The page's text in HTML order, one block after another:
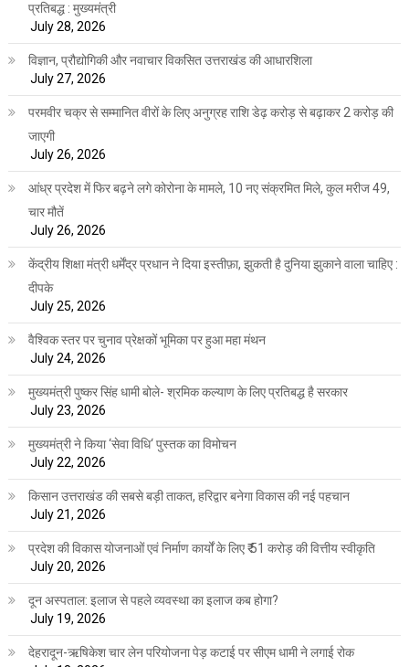
प्रतिबद्ध : मुख्यमंत्री
July 28, 2026
विज्ञान, प्रौद्योगिकी और नवाचार विकसित उत्तराखंड की आधारशिला
July 27, 2026
परमवीर चक्र से सम्मानित वीरों के लिए अनुग्रह राशि डेढ़ करोड़ से बढ़ाकर 2 करोड़ की
जाएगी
July 26, 2026
आंध्र प्रदेश में फिर बढ़ने लगे कोरोना के मामले, 10 नए संक्रमित मिले, कुल मरीज 49,
चार मौतें
July 26, 2026
केंद्रीय शिक्षा मंत्री धर्मेंद्र प्रधान ने दिया इस्तीफ़ा, झुकती है दुनिया झुकाने वाला चाहिए :
दीपके
July 25, 2026
वैश्विक स्तर पर चुनाव प्रेक्षकों भूमिका पर हुआ महा मंथन
July 24, 2026
मुख्यमंत्री पुष्कर सिंह धामी बोले- श्रमिक कल्याण के लिए प्रतिबद्ध है सरकार
July 23, 2026
मुख्यमंत्री ने किया ‘सेवा विधि‘ पुस्तक का विमोचन
July 22, 2026
किसान उत्तराखंड की सबसे बड़ी ताकत, हरिद्वार बनेगा विकास की नई पहचान
July 21, 2026
प्रदेश की विकास योजनाओं एवं निर्माण कार्यों के लिए ₹ 51 करोड़ की वित्तीय स्वीकृति
July 20, 2026
दून अस्पताल: इलाज से पहले व्यवस्था का इलाज कब होगा?
July 19, 2026
देहरादून-ऋषिकेश चार लेन परियोजना पेड़ कटाई पर सीएम धामी ने लगाई रोक